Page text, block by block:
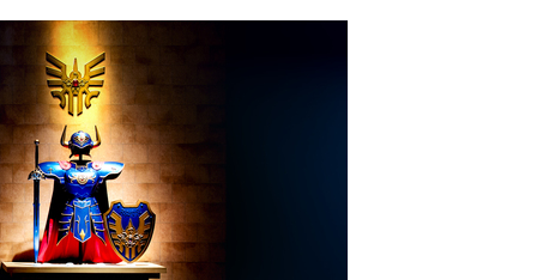
Japanese
English